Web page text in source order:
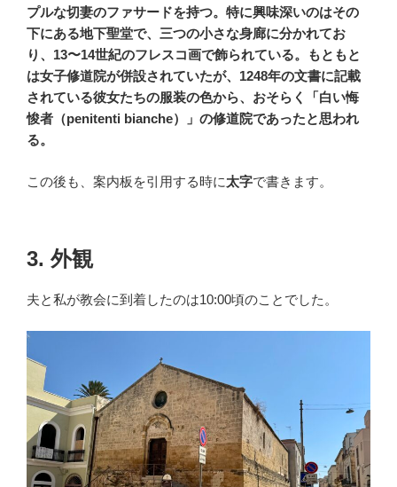
プルな切妻のファサードを持つ。特に興味深いのはその
下にある地下聖堂で、三つの小さな身廊に分かれてお
り、13〜14世紀のフレスコ画で飾られている。もともと
は女子修道院が併設されていたが、1248年の文書に記載
されている彼女たちの服装の色から、おそらく「白い悔
悛者（penitenti bianche）」の修道院であったと思われ
る。
この後も、案内板を引用する時に太字で書きます。
3. 外観
夫と私が教会に到着したのは10:00頃のことでした。